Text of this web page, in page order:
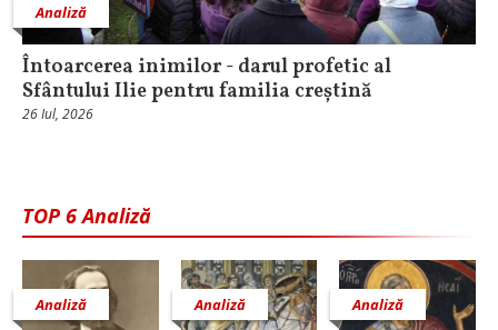
Analiză
Întoarcerea inimilor - darul profetic al
Sfântului Ilie pentru familia creștină
26 Iul, 2026
TOP 6 Analiză
Analiză Analiză Analiză